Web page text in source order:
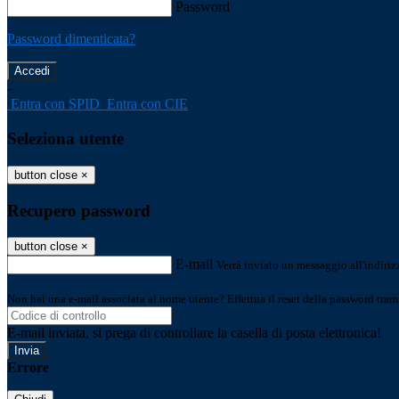
Password
Password dimenticata?
-
Entra con SPID Entra con CIE
Seleziona utente
button close ×
Recupero password
button close ×
E-mail Verrà inviato un messaggio
Non hai una e-mail associata al nome utente? Effettua il reset della password
E-mail inviata, si prega di controllare la casella di posta elettronica!
Errore